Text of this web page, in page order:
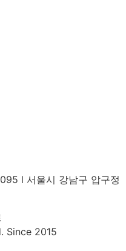
l 서울시 강남구 압구정
Since 2015